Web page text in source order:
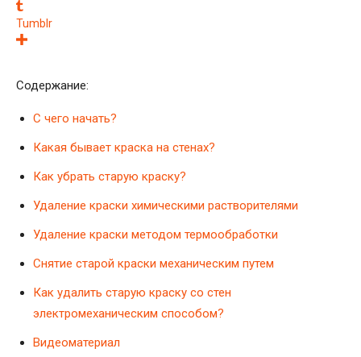
Tumblr
Содержание:
С чего начать?
Какая бывает краска на стенах?
Как убрать старую краску?
Удаление краски химическими растворителями
Удаление краски методом термообработки
Снятие старой краски механическим путем
Как удалить старую краску со стен
электромеханическим способом?
Видеоматериал